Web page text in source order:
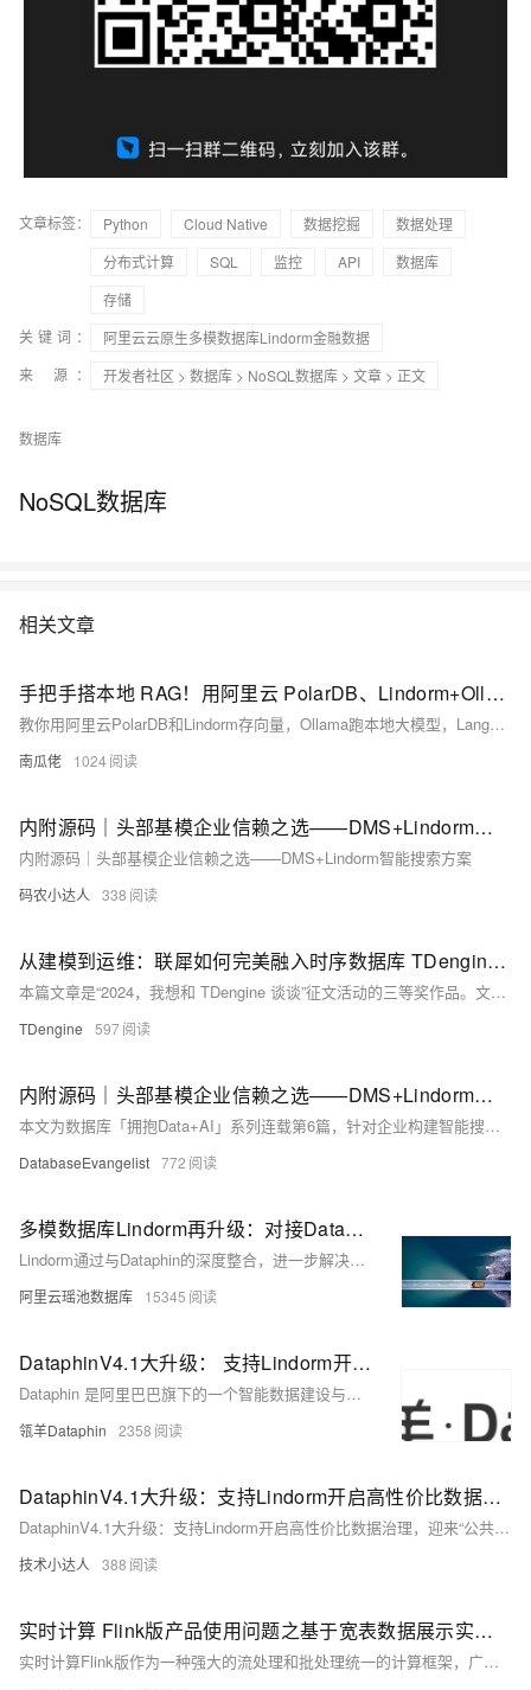
文章标签： Python Cloud Native 数据挖掘
数据处理
分布式计算
SQL 监控 API
数据库
存储
关键词：
阿里云云原生多模数据库Lindorm金融数据
来 源：
开发者社区 > 数据库 > NoSQL数据库 > 文章 > 正文
数据库
NoSQL数据库
相关文章
手把手搭本地 RAG！用阿里云 PolarDB、Lindorm+Ollama，数据隐私全自己把控
教你用阿里云PolarDB和Lindorm存向量，Ollama跑本地大模型，LangChain串联流程，打造数据不出私网的离线智能问答系统，安全、省钱、可私有化部署，新手也能快速上手！
南瓜佬 1024
内附源码｜头部基模企业信赖之选——DMS+Lindorm智能搜索方案
内附源码｜头部基模企业信赖之选——DMS+Lindorm智能搜索方案
码农小达人 338
从建模到运维：联犀如何完美融入时序数据库 TDengine 实现物联网数据流畅管理
本篇文章是“2024，我想和 TDengine 谈谈”征文活动的三等奖作品。文章从一个具体的业务场景出发，分析了企业在面对海量时序数据时的挑战，并提出了利用 TDengine 高效处理和存储数据的方法，帮助企业解决在数据采集、存储、分析等方面的痛点。通过这篇文章，作者不仅展示了自己对数据处理技术的理解，还进一步阐释了时序数据库在行业中的潜力与应用价值，为读者提供了很多实际的操作思路和技术选型的参考。
TDengine 597
内附源码｜头部基模企业信赖之选——DMS+Lindorm智能搜索方案
本文为数据库「拥抱Data+AI」系列连载第6篇，针对企业构建智能搜索服务的痛点，介绍如何利用阿里云Data+AI解决方案构建一站式AI搜索服务，深入分析了DMS+Lindorm的智能搜索解决方案。
DatabaseEvangelist 772
多模数据库Lindorm再升级：对接Dataphin，打通数据治理“最后一公里”
Lindorm通过与Dataphin的深度整合，进一步解决了数据集成和数据治理的问题，为企业提供更加高效和更具性价比的方案。
阿里云瑶池数据库 15345
DataphinV4.1大升级： 支持Lindorm开启高性价比数据治理，迎来“公共云半托管”云上自助新模式
Dataphin 是阿里巴巴旗下的一个智能数据建设与治理平台，旨在帮助企业构建高效、可靠、安全的数据资产。在V4.1版本升级中，Dataphin 引入了Lindorm等多项新功能，并开启公共云半托管模式，优化代码搜索，为用户提供更加高效、灵活、安全的数据管理和运营环境，提升用户体验，促进企业数据资产的建设和价值挖掘。
瓴羊Dataphin 2358
DataphinV4.1大升级：支持Lindorm开启高性价比数据治理，迎来“公共云半托管”云上自助新模式
DataphinV4.1大升级：支持Lindorm开启高性价比数据治理，迎来“公共云半托管”云上自助新模式
技术小达人 388
实时计算 Flink版产品使用问题之基于宽表数据展示实时报表，该如何实现
实时计算Flink版作为一种强大的流处理和批处理统一的计算框架，广泛应用于各种需要实时数据处理和分析的场景。实时计算Flink版通常结合SQL接口、DataStream API、以及与上下游数据源和存储系统的丰富连接器，提供了一套全面的解决方案，以应对各种实时计算需求。其低延迟、高吞吐、容错性强的特点，使其成为众多企业和组织实时数据处理首选的技术平台。以下是实时计算Flink版的一些典型使用合集。